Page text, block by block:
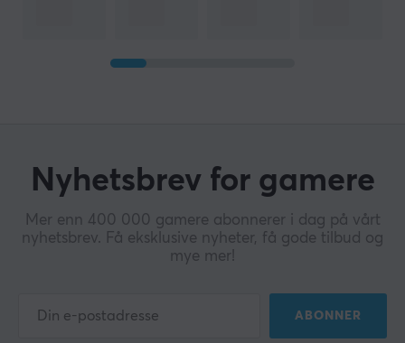
Nyhetsbrev for gamere
Mer enn 400 000 gamere abonnerer i dag på vårt
nyhetsbrev. Få eksklusive nyheter, få gode tilbud og
mye mer!
ABONNER